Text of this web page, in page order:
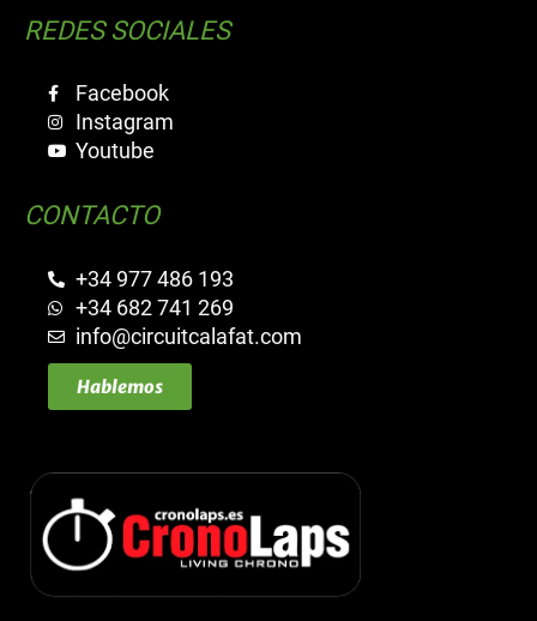
REDES SOCIALES
Facebook
Instagram
Youtube
CONTACTO
+34 977 486 193
+34 682 741 269
info@circuitcalafat.com
Hablemos